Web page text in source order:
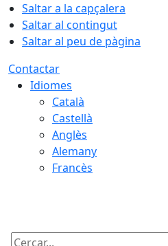
Saltar a la capçalera
Saltar al contingut
Saltar al peu de pàgina
Contactar
Idiomes
Català
Castellà
Anglès
Alemany
Francès